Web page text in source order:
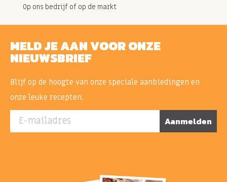
Op ons bedrijf of op de markt
MELD JE AAN VOOR ONZE
NIEUWSBRIEF
Blijf op de hoogte van onze speciale aanbiedingen en
onze leuke recepten.
E-mailadres Aanmelden